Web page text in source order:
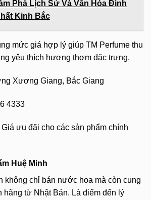
Phá Lịch Sử Và Văn Hóa Đình
Kinh Bắc
mức giá hợp lý giúp TM Perfume thu
yêu thích hương thơm đặc trưng.
Xương Giang, Bắc Giang
4333
Giá ưu đãi cho các sản phẩm chính
Huệ Minh
không chỉ bán nước hoa mà còn cung
hãng từ Nhật Bản. Là điểm đến lý